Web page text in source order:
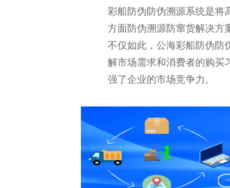
彩船防伪防伪溯源系统是将
方面防伪溯源防窜货解决方
不仅如此，公海彩船防伪防
解市场需求和消费者的购买
强了企业的市场竞争力。